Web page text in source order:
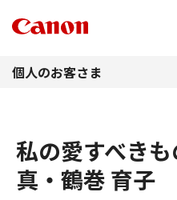
個人のお客さま
私の愛すべき
真・鶴巻 育子